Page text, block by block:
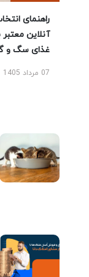
راهنمای
آنلاین معتبر
غذای سگ و
07 مرداد 1405